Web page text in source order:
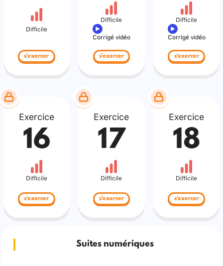
Difficile
s'exercer
Difficile
Corrigé vidéo
s'exercer
Difficile
Corrigé vidéo
s'exercer
Exercice
16
Difficile
s'exercer
Exercice
17
Difficile
s'exercer
Exercice
18
Difficile
s'exercer
Suites numériques